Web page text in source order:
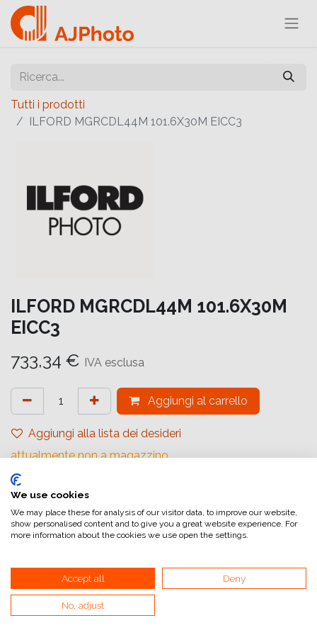
Tutti i prodotti
ILFORD MGRCDL44M 101.6X30M EICC3
ILFORD MGRCDL44M 101.6X30M
EICC3
733,34 € IVA esclusa
Aggiungi al carrello
Aggiungi alla lista dei desideri
attualmente non a magazzino
Marchio (Carta)
Tipologia:Rivestimento in Resina
Gradiente:Carta a Contrasto Variabile
Formato (Carta):Roll 101.6 cm x 30 m
Superficie:Perlescente
We use cookies
We may place these for analysis of our visitor data, to improve our website,
show personalised content and to give you a great website experience. For
more information about the cookies we use open the settings.
Accept all Deny
No, adjust